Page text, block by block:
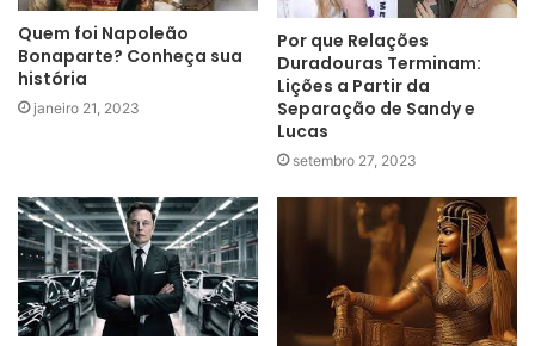
Quem foi Napoleão
Bonaparte? Conheça sua
história
janeiro 21, 2023
Por que Relações
Duradouras Terminam:
Lições a Partir da
Separação de Sandy e
Lucas
setembro 27, 2023